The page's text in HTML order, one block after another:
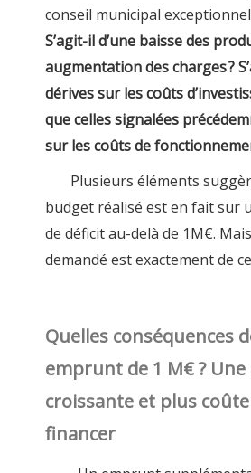
conseil municipal
S’agit-il d’une baisse des
augmentation des charges ?
dérives sur les coûts
que celles signalées
sur les coûts de
Plusieurs éléments
budget réalisé est en fait sur
de déficit au-delà de 1M€.
demandé est exactement de
Quelles conséquences
emprunt de 1 M€ ?
croissante et plus
financer